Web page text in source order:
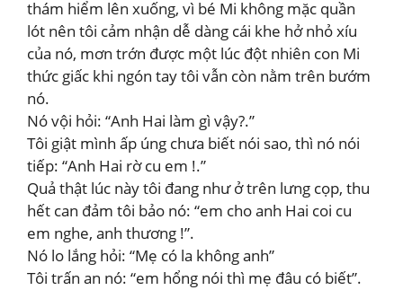
thám hiểm lên xuống, vì bé Mi không mặc quần
lót nên tôi cảm nhận dễ dàng cái khe hở nhỏ xíu
của nó, mơn trớn được một lúc đột nhiên con Mi
thức giấc khi ngón tay tôi vẫn còn nằm trên bướm
nó.
Nó vội hỏi: “Anh Hai làm gì vậy?.”
Tôi giật mình ấp úng chưa biết nói sao, thì nó nói
tiếp: “Anh Hai rờ cu em !.”
Quả thật lúc này tôi đang như ở trên lưng cọp, thu
hết can đảm tôi bảo nó: “em cho anh Hai coi cu
em nghe, anh thương !”.
Nó lo lắng hỏi: “Mẹ có la không anh”
Tôi trấn an nó: “em hổng nói thì mẹ đâu có biết”.